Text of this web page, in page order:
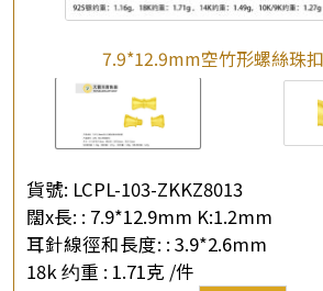
7.9*12.9mm空竹形螺絲珠
貨號: LCPL-103-ZKKZ8013
闊x長: : 7.9*12.9mm K:1.2mm
耳針線徑和長度: : 3.9*2.6mm
18k 约重 : 1.71克 /件